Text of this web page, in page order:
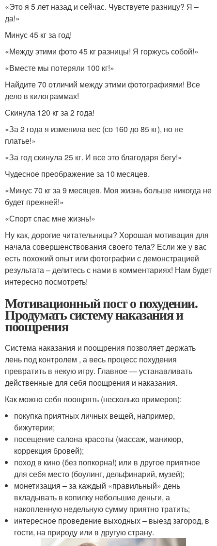
«Это я 5 лет назад и сейчас. Чувствуете разницу? Я –
да!»
Минус 45 кг за год!
«Между этими фото 45 кг разницы! Я горжусь собой!»
«Вместе мы потеряли 100 кг!»
Найдите 70 отличий между этими фотографиями! Все
дело в килограммах!
Скинула 120 кг за 2 года!
«За 2 года я изменила вес (со 160 до 85 кг), но не
платье!»
«За год скинула 25 кг. И все это благодаря бегу!»
Чудесное преображение за 10 месяцев.
«Минус 70 кг за 9 месяцев. Моя жизнь больше никогда не
будет прежней!»
«Спорт спас мне жизнь!»
Ну как, дорогие читательницы? Хорошая мотивация для
начала совершенствования своего тела? Если же у вас
есть похожий опыт или фотографии с демонстрацией
результата – делитесь с нами в комментариях! Нам будет
интересно посмотреть!
Мотивационный пост о похудении.
Продумать систему наказания и
поощрения
Система наказания и поощрения позволяет держать
лень под контролем , а весь процесс похудения
превратить в некую игру. Главное — устанавливать
действенные для себя поощрения и наказания.
Как можно себя поощрять (несколько примеров):
покупка приятных личных вещей, например,
бижутерии;
посещение салона красоты (массаж, маникюр,
коррекция бровей);
поход в кино (без попкорна!) или в другое приятное
для себя место (боулинг, дельфинарий, музей);
монетизация – за каждый «правильный» день
вкладывать в копилку небольшие деньги, а
накопленную недельную сумму приятно тратить;
интересное проведение выходных – выезд загород, в
гости, на природу или в другую страну.